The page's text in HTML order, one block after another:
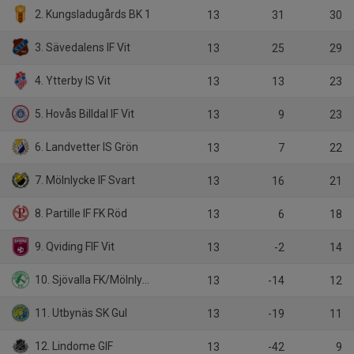
2. Kungsladugårds BK 1 13 31 30
3. Sävedalens IF Vit 13 25 29
4. Ytterby IS Vit 13 13 23
5. Hovås Billdal IF Vit 13 9 23
6. Landvetter IS Grön 13 7 22
7. Mölnlycke IF Svart 13 16 21
8. Partille IF FK Röd 13 6 18
9. Qviding FIF Vit 13 -2 14
10. Sjövalla FK/Mölnlycke IS 13 -14 12
11. Utbynäs SK Gul 13 -19 11
12. Lindome GIF 13 -42 9